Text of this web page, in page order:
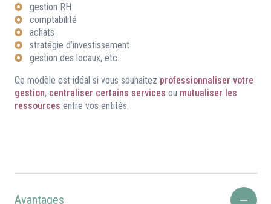
gestion RH
comptabilité
achats
stratégie d’investissement
gestion des locaux, etc.
Ce modèle est idéal si vous souhaitez professionnaliser votre
gestion, centraliser certains services ou mutualiser les
ressources entre vos entités.
Avantages